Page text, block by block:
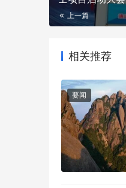
上一篇
相关推荐
要闻